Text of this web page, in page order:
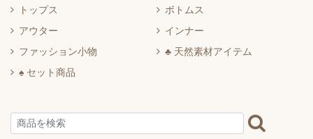
トップス
ボトムス
アウター
インナー
ファッション小物
♣ 天然素材アイテム
♠ セット商品